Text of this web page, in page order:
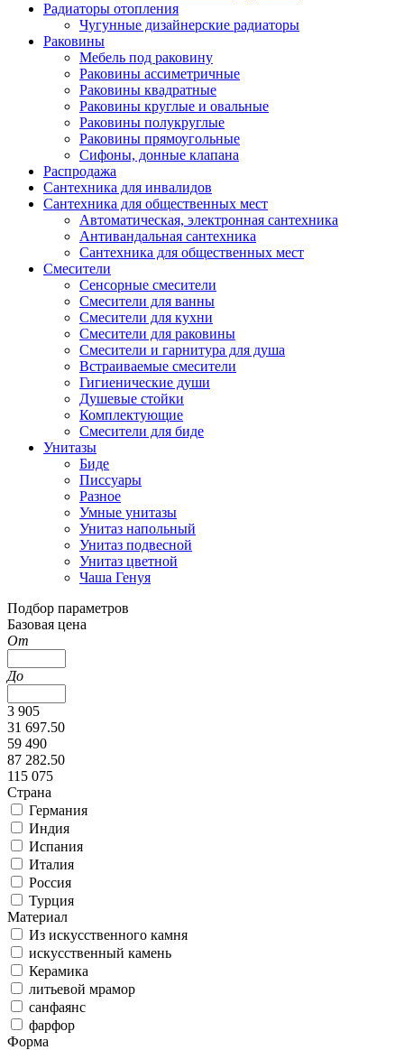
Радиаторы отопления
Чугунные дизайнерские радиаторы
Раковины
Мебель под раковину
Раковины ассиметричные
Раковины квадратные
Раковины круглые и овальные
Раковины полукруглые
Раковины прямоугольные
Сифоны, донные клапана
Распродажа
Сантехника для инвалидов
Сантехника для общественных мест
Автоматическая, электронная сантехника
Антивандальная сантехника
Сантехника для общественных мест
Смесители
Сенсорные смесители
Смесители для ванны
Смесители для кухни
Смесители для раковины
Смесители и гарнитура для душа
Встраиваемые смесители
Гигиенические души
Душевые стойки
Комплектующие
Смесители для биде
Унитазы
Биде
Писсуары
Разное
Умные унитазы
Унитаз напольный
Унитаз подвесной
Унитаз цветной
Чаша Генуя
Подбор параметров
Базовая цена
От
До
3 905
31 697.50
59 490
87 282.50
115 075
Страна
Германия
Индия
Испания
Италия
Россия
Турция
Материал
Из искусственного камня
искусственный камень
Керамика
литьевой мрамор
санфаянс
фарфор
Форма